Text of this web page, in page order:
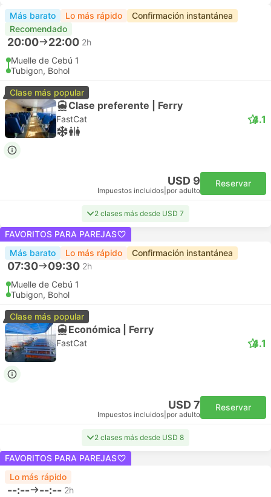
Más barato Lo más rápido
Confirmación instantánea
Recomendado
20:00 22:00 2h
Muelle de Cebú 1
Tubigon, Bohol
Clase más popular
Clase preferente | Ferry
FastCat 4.1
USD 9
Impuestos incluidos por adulto
Reservar
2 clases más desde USD 7
FAVORITOS PARA PAREJAS
Más barato
Lo más rápido Confirmación instantánea
07:30 09:30 2h
Muelle de Cebú 1
Tubigon, Bohol
Clase más popular
Económica | Ferry
FastCat 4.1
USD 7
Impuestos incluidos por adulto
Reservar
2 clases más desde USD 8
FAVORITOS PARA PAREJAS
Lo más rápido
--:-- --:-- 2h